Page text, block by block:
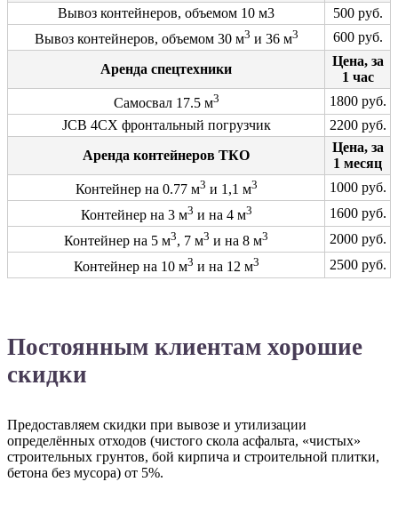
Вывоз контейнеров, объемом 10 м3
500 руб.
Вывоз контейнеров, объемом 30 м3 и 36 м3 600 руб.
Аренда спецтехники
Цена, за
1 час
Cамосвал 17.5 м3
1800 руб.
JCB 4CX фронтальный погрузчик
2200 руб.
Аренда контейнеров ТКО
Цена, за
1 месяц
Контейнер на 0.77 м3 и 1,1 м3
1000 руб.
Контейнер на 3 м3 и на 4 м3
1600 руб.
Контейнер на 5 м3, 7 м3 и на 8 м3
2000 руб.
Контейнер на 10 м3 и на 12 м3 2500 руб.
Постоянным клиентам хорошие
скидки
Предоставляем скидки при вывозе и утилизации
определённых отходов (чистого скола асфальта, «чистых»
строительных грунтов, бой кирпича и строительной плитки,
бетона без мусора) от 5%.